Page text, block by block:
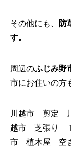
その他にも、 防
す。
周辺のふじみ野
市にお住いの方
川越市 剪定
越市 芝張り
市 植木屋 空